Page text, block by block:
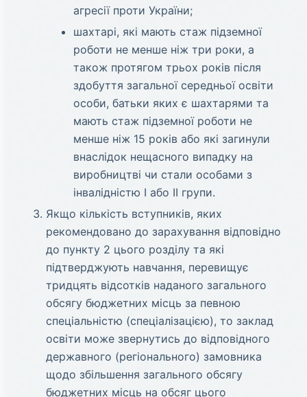
агресії проти України;
шахтарі, які мають стаж підземної
роботи не менше ніж три роки, а
також протягом трьох років після
здобуття загальної середньої освіти
особи, батьки яких є шахтарями та
мають стаж підземної роботи не
менше ніж 15 років або які загинули
внаслідок нещасного випадку на
виробництві чи стали особами з
інвалідністю I або II групи.
Якщо кількість вступників, яких
рекомендовано до зарахування відповідно
до пункту 2 цього розділу та які
підтверджують навчання, перевищує
тридцять відсотків наданого загального
обсягу бюджетних місць за певною
спеціальністю (спеціалізацією), то заклад
освіти може звернутись до відповідного
державного (регіонального) замовника
щодо збільшення загального обсягу
бюджетних місць на обсяг цього